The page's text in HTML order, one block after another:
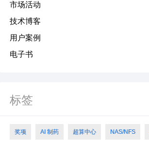
市场活动
技术博客
用户案例
电子书
标签
奖项 AI 制药 超算中心 NAS/NFS